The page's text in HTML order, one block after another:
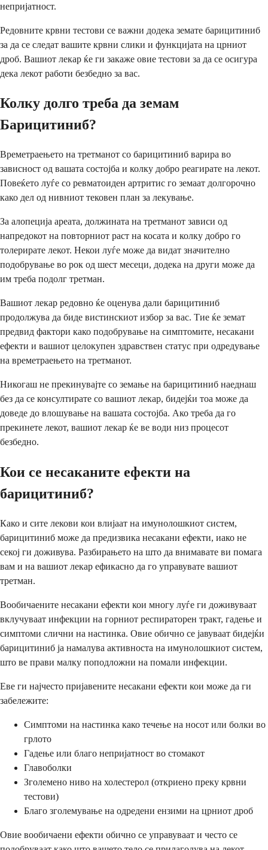
непријатност.
Редовните крвни тестови се важни додека земате барицитиниб
за да се следат вашите крвни слики и функцијата на црниот
дроб. Вашиот лекар ќе ги закаже овие тестови за да се осигура
дека лекот работи безбедно за вас.
Колку долго треба да земам
Барицитиниб?
Времетраењето на третманот со барицитиниб варира во
зависност од вашата состојба и колку добро реагирате на лекот.
Повеќето луѓе со ревматоиден артритис го земаат долгорочно
како дел од нивниот тековен план за лекување.
За алопеција ареата, должината на третманот зависи од
напредокот на повторниот раст на косата и колку добро го
толерирате лекот. Некои луѓе може да видат значително
подобрување во рок од шест месеци, додека на други може да
им треба подолг третман.
Вашиот лекар редовно ќе оценува дали барицитиниб
продолжува да биде вистинскиот избор за вас. Тие ќе земат
предвид фактори како подобрување на симптомите, несакани
ефекти и вашиот целокупен здравствен статус при одредување
на времетраењето на третманот.
Никогаш не прекинувајте со земање на барицитиниб наеднаш
без да се консултирате со вашиот лекар, бидејќи тоа може да
доведе до влошување на вашата состојба. Ако треба да го
прекинете лекот, вашиот лекар ќе ве води низ процесот
безбедно.
Кои се несаканите ефекти на
барицитиниб?
Како и сите лекови кои влијаат на имунолошкиот систем,
барицитиниб може да предизвика несакани ефекти, иако не
секој ги доживува. Разбирањето на што да внимавате ви помага
вам и на вашиот лекар ефикасно да го управувате вашиот
третман.
Вообичаените несакани ефекти кои многу луѓе ги доживуваат
вклучуваат инфекции на горниот респираторен тракт, гадење и
симптоми слични на настинка. Овие обично се јавуваат бидејќи
барицитиниб ја намалува активноста на имунолошкиот систем,
што ве прави малку поподложни на помали инфекции.
Еве ги најчесто пријавените несакани ефекти кои може да ги
забележите:
Симптоми на настинка како течење на носот или болки во
грлото
Гадење или благо непријатност во стомакот
Главоболки
Зголемено ниво на холестерол (откриено преку крвни
тестови)
Благо зголемување на одредени ензими на црниот дроб
Овие вообичаени ефекти обично се управуваат и често се